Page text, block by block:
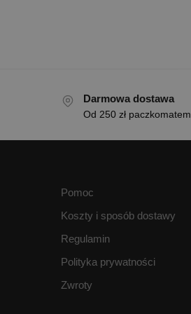
Darmowa dostawa
Od 250 zł paczkomatem
Pomoc
Koszty i sposób dostawy
Regulamin
Polityka prywatności
Zwroty